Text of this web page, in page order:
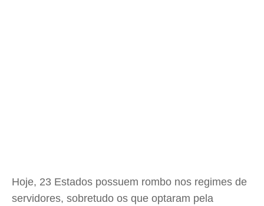
Hoje, 23 Estados possuem rombo nos regimes de
servidores, sobretudo os que optaram pela